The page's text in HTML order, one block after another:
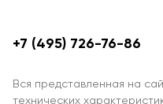
Вся представленная на
технических
+7 (495) 726-76-86